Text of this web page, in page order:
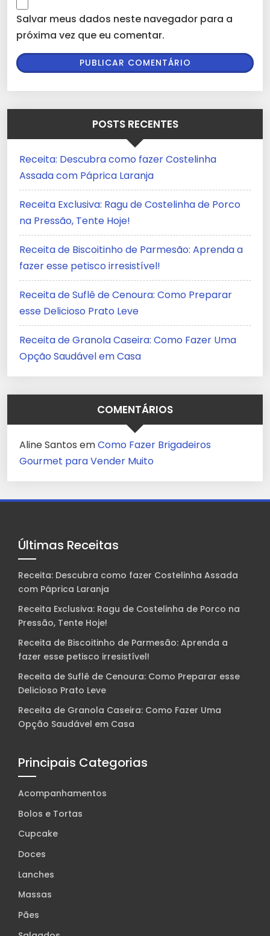
Salvar meus dados neste navegador para a
próxima vez que eu comentar.
POSTS RECENTES
Receita: Descubra como fazer Costelinha
Assada com Páprica Laranja
Receita Exclusiva: Ragu de Costelinha de Porco
na Pressão, Tente Hoje!
Receita de Biscoitinho de Parmesão: Aprenda a
fazer esse petisco irresistível!
Receita de Suflê de Cenoura: Como Preparar
esse Delicioso Prato Leve
Receita de Granola Caseira: Como Fazer Uma
Opção Saudável em Casa
COMENTÁRIOS
Aline Santos emComo Fazer Brigadeiros
Gourmet para Vender Muito
Últimas Receitas
Receita: Descubra como fazer Costelinha Assada
com Páprica Laranja
Receita Exclusiva: Ragu de Costelinha de Porco na
Pressão, Tente Hoje!
Receita de Biscoitinho de Parmesão: Aprenda a
fazer esse petisco irresistível!
Receita de Suflê de Cenoura: Como Preparar esse
Delicioso Prato Leve
Receita de Granola Caseira: Como Fazer Uma
Opção Saudável em Casa
Principais Categorias
Acompanhamentos
Bolos e Tortas
Cupcake
Doces
Lanches
Massas
Pães